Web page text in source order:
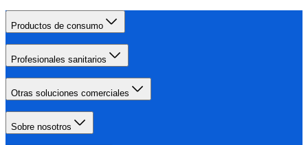
Productos de consumo
Profesionales sanitarios
Otras soluciones comerciales
Sobre nosotros